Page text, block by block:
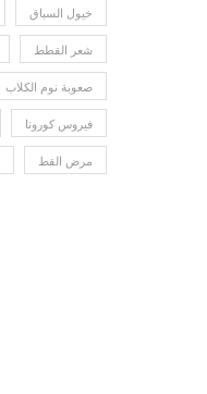
خيول السباق
شعر القطط
صعوبة نوم الكلاب
فيروس كورونا
مرض القط